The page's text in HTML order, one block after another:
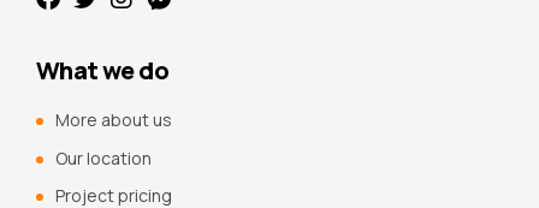
What we do
More about us
Our location
Project pricing